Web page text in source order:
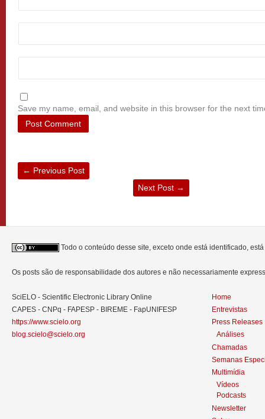
Save my name, email, and website in this browser for the next
← Previous Post
Next Post →
Todo o conteúdo desse site, exceto onde está identificado,
Os posts são de responsabilidade dos autores e não necessariamente
SciELO - Scientific Electronic Library Online
CAPES - CNPq - FAPESP - BIREME - FapUNIFESP
https://www.scielo.org
blog.scielo@scielo.org
Home
Entrevistas
Press Releases
Análises
Chamadas
Semanas
Multimídia
Vídeos
Podcasts
Newsletter